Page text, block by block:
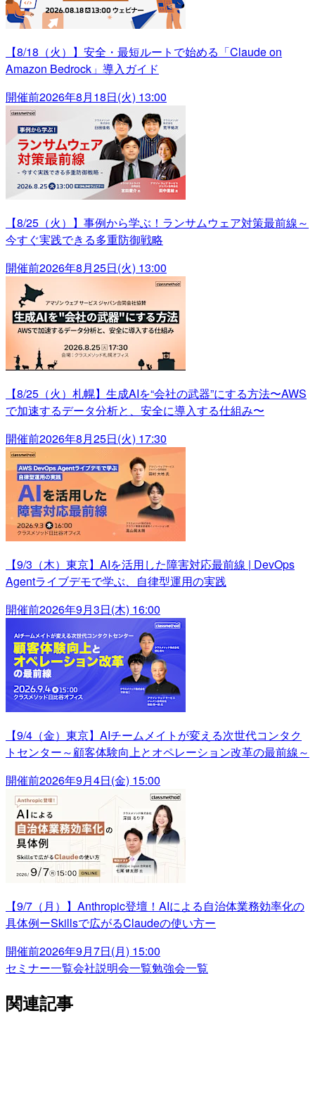
【8/18（火）】安全・最短ルートで始める「Claude on
Amazon Bedrock」導入ガイド
開催前2026年8月18日(火) 13:00
【8/25（火）】事例から学ぶ！ランサムウェア対策最前線～
今すぐ実践できる多重防御戦略
開催前2026年8月25日(火) 13:00
【8/25（火）札幌】生成AIを“会社の武器”にする方法〜AWS
で加速するデータ分析と、安全に導入する仕組み〜
開催前2026年8月25日(火) 17:30
【9/3（木）東京】AIを活用した障害対応最前線 | DevOps
Agentライブデモで学ぶ、自律型運用の実践
開催前2026年9月3日(木) 16:00
【9/4（金）東京】AIチームメイトが変える次世代コンタク
トセンター～顧客体験向上とオペレーション改革の最前線～
開催前2026年9月4日(金) 15:00
【9/7（月）】Anthropic登壇！AIによる自治体業務効率化の
具体例ーSkillsで広がるClaudeの使い方ー
開催前2026年9月7日(月) 15:00
セミナー一覧会社説明会一覧勉強会一覧
関連記事